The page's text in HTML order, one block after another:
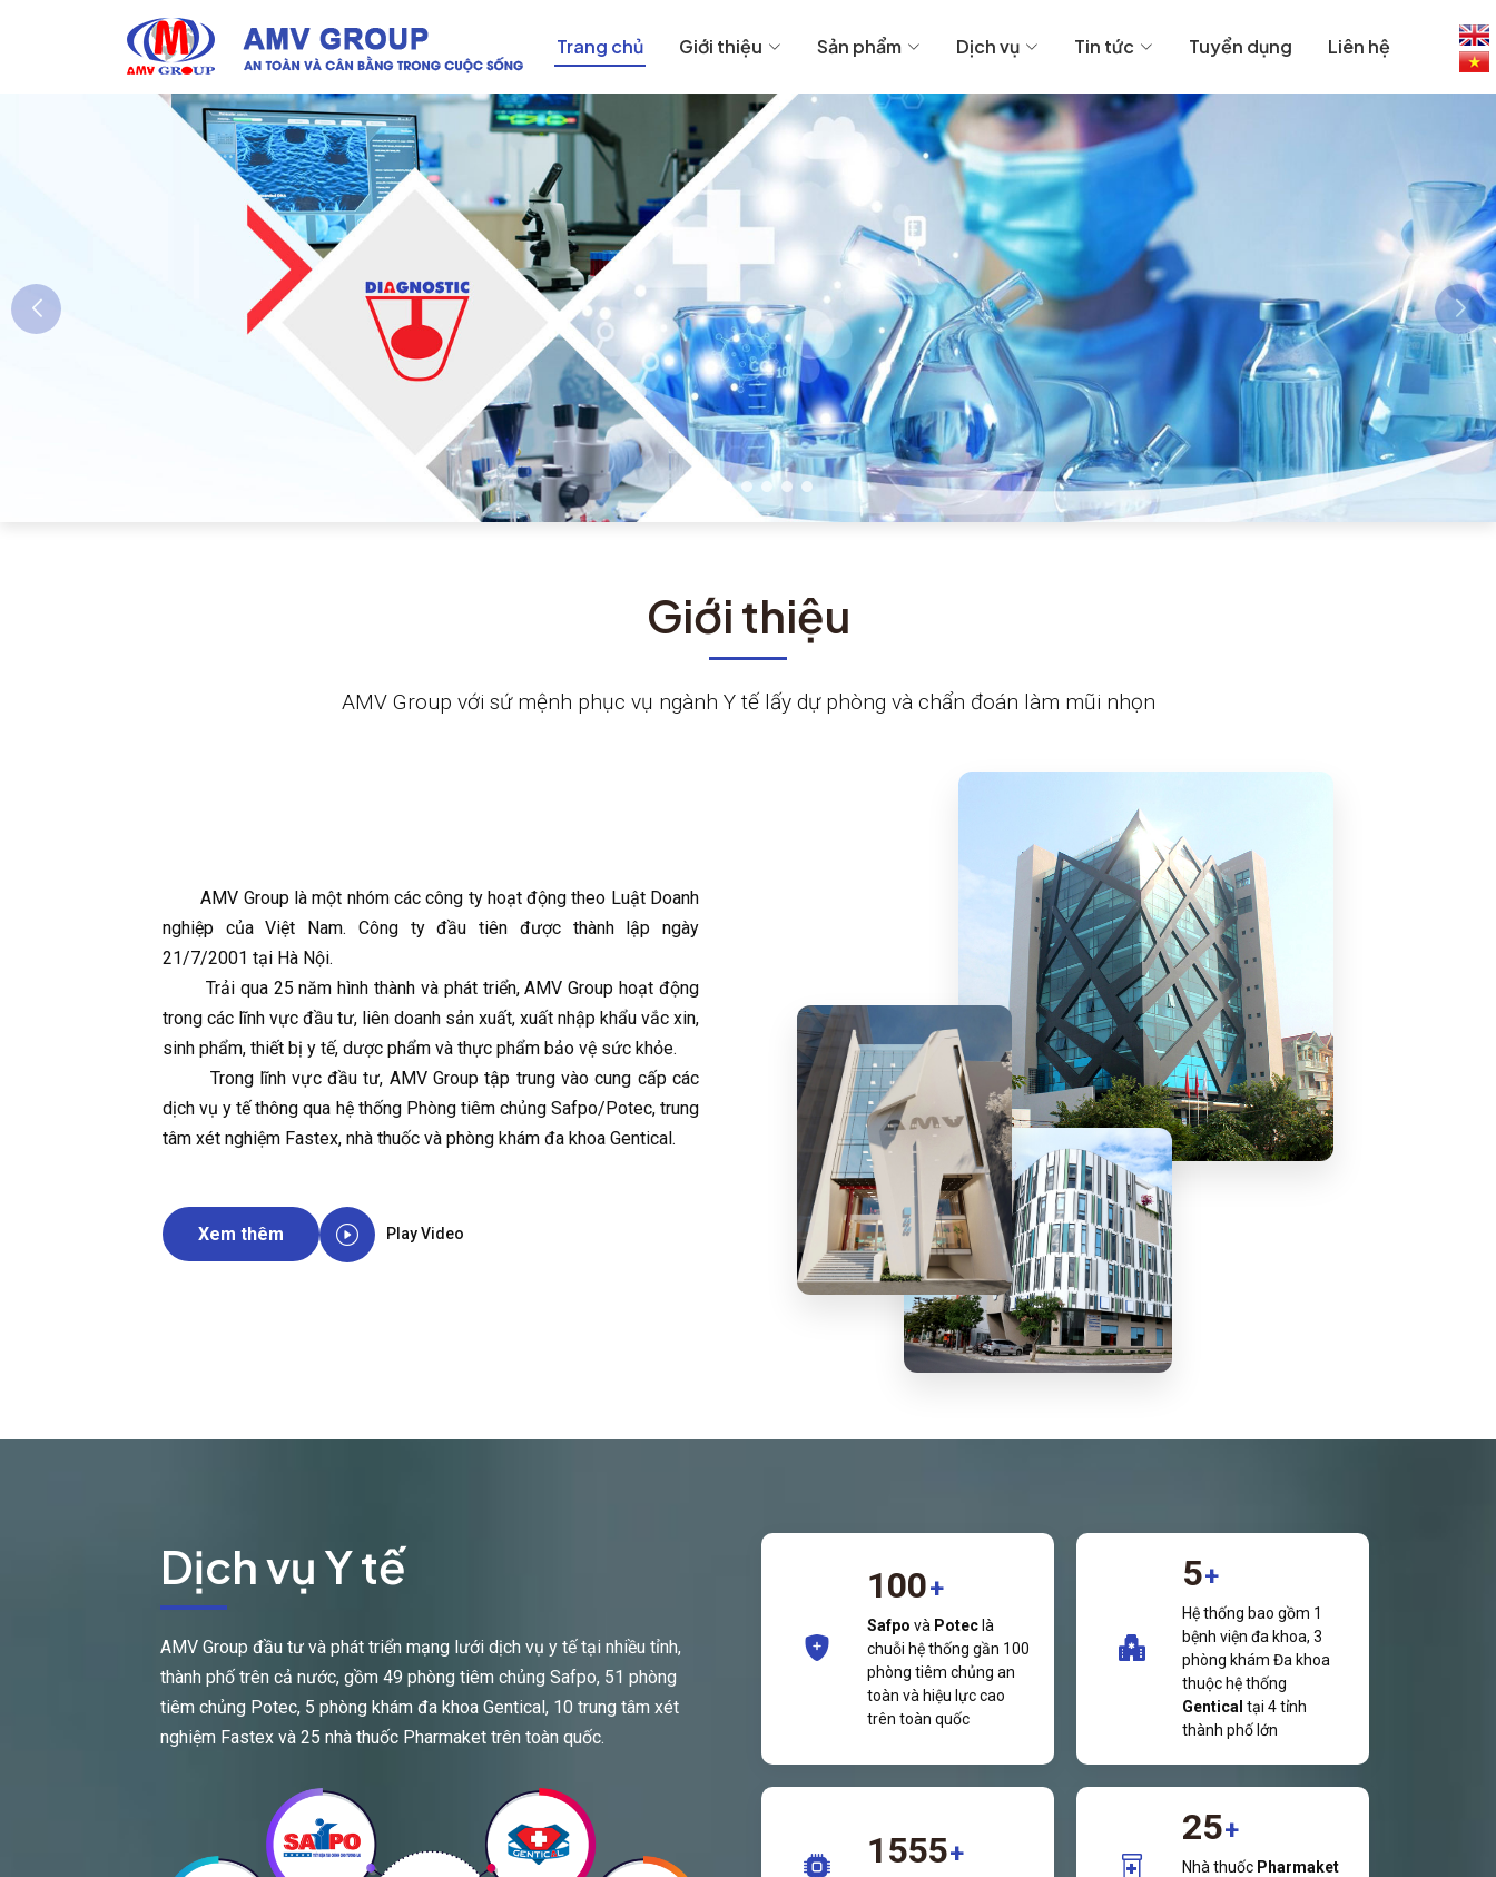
Trang chủ Giới thiệu Sản phẩm Dịch vụ Tin tức Tuyển dụng Liên hệ
Giới thiệu
AMV Group với sứ mệnh phục vụ ngành Y tế lấy dự phòng và chẩn đoán làm mũi nhọn
AMV Group là một nhóm các công ty hoạt động theo Luật Doanh
nghiệp của Việt Nam. Công ty đầu tiên được thành lập ngày
21/7/2001 tại Hà Nội.
Trải qua 25 năm hình thành và phát triển, AMV Group hoạt động
trong các lĩnh vực đầu tư, liên doanh sản xuất, xuất nhập khẩu vắc xin,
sinh phẩm, thiết bị y tế, dược phẩm và thực phẩm bảo vệ sức khỏe.
Trong lĩnh vực đầu tư, AMV Group tập trung vào cung cấp các
dịch vụ y tế thông qua hệ thống Phòng tiêm chủng Safpo/Potec, trung
tâm xét nghiệm Fastex, nhà thuốc và phòng khám đa khoa Gentical.
Xem thêm Play Video
Dịch vụ Y tế
AMV Group đầu tư và phát triển mạng lưới dịch vụ y tế tại nhiều tỉnh,
thành phố trên cả nước, gồm 49 phòng tiêm chủng Safpo, 51 phòng
tiêm chủng Potec, 5 phòng khám đa khoa Gentical, 10 trung tâm xét
nghiệm Fastex và 25 nhà thuốc Pharmaket trên toàn quốc.
100+
Safpo và Poteclà
chuỗi hệ thống gần 100
phòng tiêm chủng an
toàn và hiệu lực cao
trên toàn quốc
5+
Hệ thống bao gồm 1
bệnh viện đa khoa, 3
phòng khám Đa khoa
thuộc hệ thống
Gentical tại 4 tỉnh
thành phố lớn
1555+
25+
Nhà thuốc Pharmaket